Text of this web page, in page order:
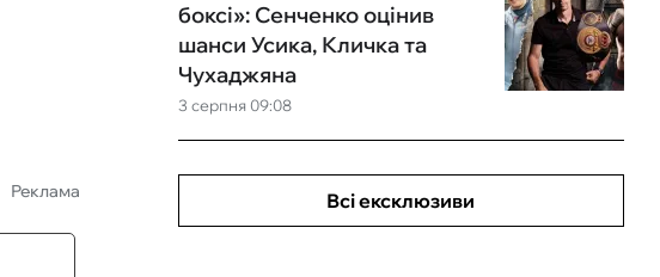
Реклама
3 серпня 09:08
боксі»: Сенченко оцінив
шанси Усика, Кличка та
Чухаджяна
Всі ексклюзиви